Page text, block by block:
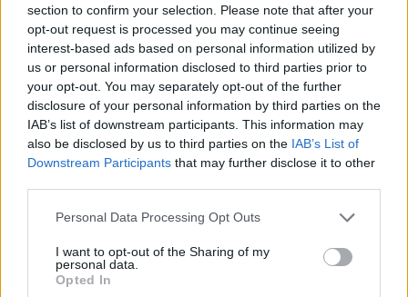
section to confirm your selection. Please note that after your
opt-out request is processed you may continue seeing
interest-based ads based on personal information utilized by
us or personal information disclosed to third parties prior to
your opt-out. You may separately opt-out of the further
disclosure of your personal information by third parties on the
IAB’s list of downstream participants. This information may
also be disclosed by us to third parties on the IAB’s List of
Downstream Participants that may further disclose it to other
Personal Data Processing Opt Outs
I want to opt-out of the Sharing of my
personal data.
Opted In
Eladó:Nagyházi Galéria és
Aukciósház
Cím: Müller Márta
Nagyházi Galéria és Aukciósház
Kft.
1055 Budapest, Balaton utca 8.
Telefon: +361 475 6000 +361
4756005
Weboldal:
http://www.nagyhazi.hu
bútorok, szőnyegek, üveg, porcelán és ezüst tárgyak, ékszerek,
néprajzi tárgyak értékesítése és aukcionálása. Hagyatékok és